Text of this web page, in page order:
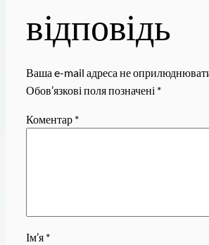
відповідь
Ваша e-mail адреса не
Обов’язкові поля позначені *
Коментар *
Ім’я *